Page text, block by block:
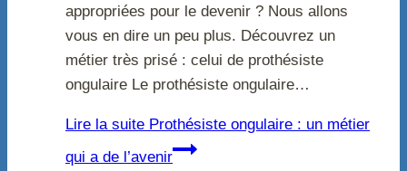
appropriées pour le devenir ? Nous allons
vous en dire un peu plus. Découvrez un
métier très prisé : celui de prothésiste
ongulaire Le prothésiste ongulaire…
Lire la suite Prothésiste ongulaire : un métier
qui a de l’avenir